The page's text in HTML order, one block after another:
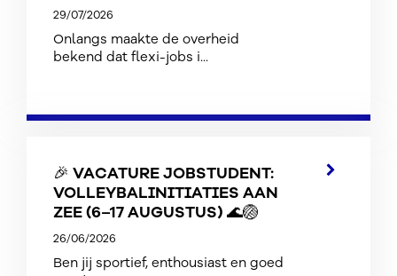
29/07/2026
Onlangs maakte de overheid
bekend dat flexi-jobs i...
🎉 VACATURE JOBSTUDENT:
VOLLEYBALINITIATIES AAN
ZEE (6–17 AUGUSTUS) 🌊🏐
26/06/2026
Ben jij sportief, enthousiast en goed